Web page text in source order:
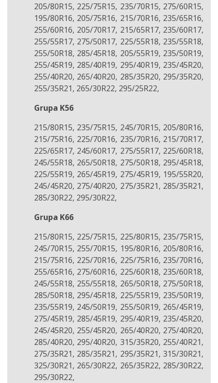
205/80R15, 225/75R15, 235/70R15, 275/60R15,
195/80R16, 205/75R16, 215/70R16, 235/65R16,
255/60R16, 205/70R17, 215/65R17, 235/60R17,
255/55R17, 275/50R17, 225/55R18, 235/55R18,
255/50R18, 285/45R18, 205/55R19, 235/50R19,
255/45R19, 285/40R19, 295/40R19, 235/45R20,
255/40R20, 265/40R20, 285/35R20, 295/35R20,
255/35R21, 265/30R22, 295/25R22,
Grupa K56
215/80R15, 235/75R15, 245/70R15, 205/80R16,
215/75R16, 225/70R16, 235/70R16, 215/70R17,
225/65R17, 245/60R17, 275/55R17, 225/60R18,
245/55R18, 265/50R18, 275/50R18, 295/45R18,
225/55R19, 265/45R19, 275/45R19, 195/55R20,
245/45R20, 275/40R20, 275/35R21, 285/35R21,
285/30R22, 295/30R22,
Grupa K66
215/80R15, 225/75R15, 225/80R15, 235/75R15,
245/70R15, 255/70R15, 195/80R16, 205/80R16,
215/75R16, 225/70R16, 225/75R16, 235/70R16,
255/65R16, 275/60R16, 225/60R18, 235/60R18,
245/55R18, 255/55R18, 265/50R18, 275/50R18,
285/50R18, 295/45R18, 225/55R19, 235/50R19,
235/55R19, 245/50R19, 255/50R19, 265/45R19,
275/45R19, 285/45R19, 295/40R19, 235/45R20,
245/45R20, 255/45R20, 265/40R20, 275/40R20,
285/40R20, 295/40R20, 315/35R20, 255/40R21,
275/35R21, 285/35R21, 295/35R21, 315/30R21,
325/30R21, 265/30R22, 265/35R22, 285/30R22,
295/30R22,